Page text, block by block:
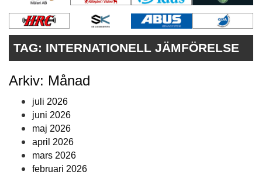
VÅRA ANDRA MAGASIN
PRENUMERERA
ANNONSERA
TAG: INTERNATIONELL JÄMFÖRELSE
Arkiv: Månad
juli 2026
juni 2026
maj 2026
april 2026
mars 2026
februari 2026